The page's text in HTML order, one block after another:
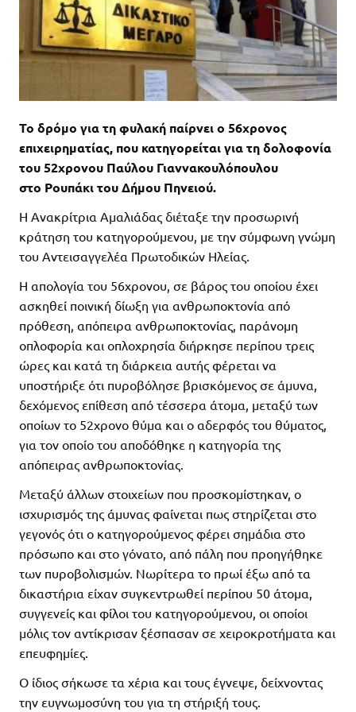
Το δρόμο για τη φυλακή παίρνει ο 56χρονος
επιχειρηματίας, που κατηγορείται για τη δολοφονία
του 52χρονου Παύλου Γιαννακουλόπουλου
στο Ρουπάκι του Δήμου Πηνειού.
Η Ανακρίτρια Αμαλιάδας διέταξε την προσωρινή
κράτηση του κατηγορούμενου, με την σύμφωνη γνώμη
του Αντεισαγγελέα Πρωτοδικών Ηλείας.
Η απολογία του 56χρονου, σε βάρος του οποίου έχει
ασκηθεί ποινική δίωξη για ανθρωποκτονία από
πρόθεση, απόπειρα ανθρωποκτονίας, παράνομη
οπλοφορία και οπλοχρησία διήρκησε περίπου τρεις
ώρες και κατά τη διάρκεια αυτής φέρεται να
υποστήριξε ότι πυροβόλησε βρισκόμενος σε άμυνα,
δεχόμενος επίθεση από τέσσερα άτομα, μεταξύ των
οποίων το 52χρονο θύμα και ο αδερφός του θύματος,
για τον οποίο του αποδόθηκε η κατηγορία της
απόπειρας ανθρωποκτονίας.
Μεταξύ άλλων στοιχείων που προσκομίστηκαν, ο
ισχυρισμός της άμυνας φαίνεται πως στηρίζεται στο
γεγονός ότι ο κατηγορούμενος φέρει σημάδια στο
πρόσωπο και στο γόνατο, από πάλη που προηγήθηκε
των πυροβολισμών. Νωρίτερα το πρωί έξω από τα
δικαστήρια είχαν συγκεντρωθεί περίπου 50 άτομα,
συγγενείς και φίλοι του κατηγορούμενου, οι οποίοι
μόλις τον αντίκρισαν ξέσπασαν σε χειροκροτήματα και
επευφημίες.
Ο ίδιος σήκωσε τα χέρια και τους έγνεψε, δείχνοντας
την ευγνωμοσύνη του για τη στήριξή τους.